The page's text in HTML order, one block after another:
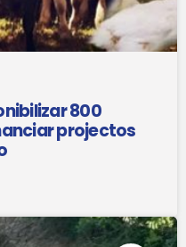
800
projectos